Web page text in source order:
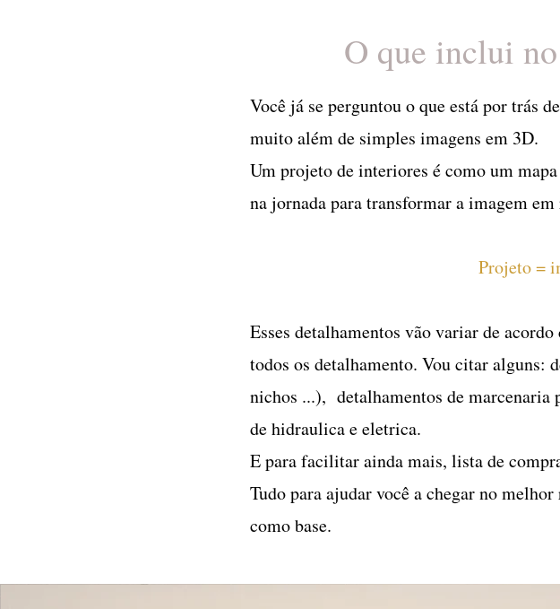
O que inclui
Você já se perguntou o que está por trás
muito além de simples imagens em 3D.
Um projeto de interiores é como um
na jornada para transformar a imagem em
Projeto =
Esses detalhamentos vão variar de
todos os detalhamento. Vou citar alguns:
nichos ...), detalhamentos de marcenaria
de hidraulica e eletrica.
E para facilitar ainda mais, lista de
Tudo para ajudar você a chegar no
como base.